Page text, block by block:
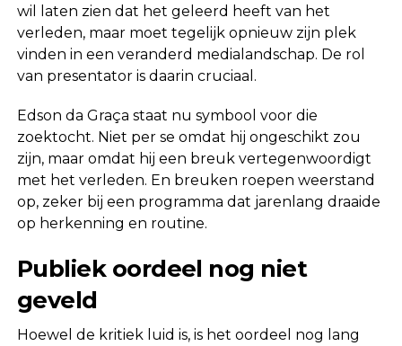
wil laten zien dat het geleerd heeft van het
verleden, maar moet tegelijk opnieuw zijn plek
vinden in een veranderd medialandschap. De rol
van presentator is daarin cruciaal.
Edson da Graça staat nu symbool voor die
zoektocht. Niet per se omdat hij ongeschikt zou
zijn, maar omdat hij een breuk vertegenwoordigt
met het verleden. En breuken roepen weerstand
op, zeker bij een programma dat jarenlang draaide
op herkenning en routine.
Publiek oordeel nog niet
geveld
Hoewel de kritiek luid is, is het oordeel nog lang